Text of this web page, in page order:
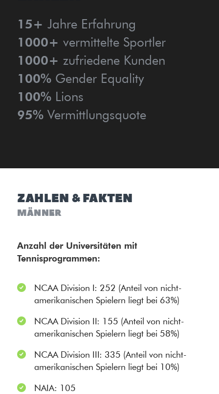
15+ Jahre Erfahrung
1000+ vermittelte Sportler
1000+ zufriedene Kunden
100% Gender Equality
100% Lions
95% Vermittlungsquote
ZAHLEN & FAKTEN
MÄNNER
Anzahl der Universitäten mit
Tennisprogrammen:
NCAA Division I: 252 (Anteil von nicht-
amerikanischen Spielern liegt bei 63%)
NCAA Division II: 155 (Anteil von nicht-
amerikanischen Spielern liegt bei 58%)
NCAA Division III: 335 (Anteil von nicht-
amerikanischen Spielern liegt bei 10%)
NAIA: 105